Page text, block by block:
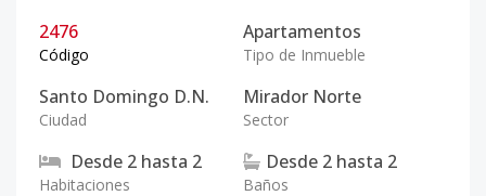
2476
Código
Apartamentos
Tipo de Inmueble
Santo Domingo D.N.
Ciudad
Mirador Norte
Sector
Desde 2 hasta 2
Habitaciones
Desde 2 hasta 2
Baños